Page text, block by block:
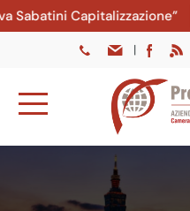
Capitalizzazione”
|